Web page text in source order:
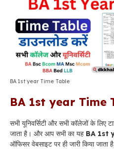
BA 1st year Time Table
BA 1st year Time
सभी यूनिवर्सिटी और सभी कॉलेजों के लिए
जाता है । और आप सभी का यह BA 1st
ऑफिसर वेबसाइट पर ही जारी किया